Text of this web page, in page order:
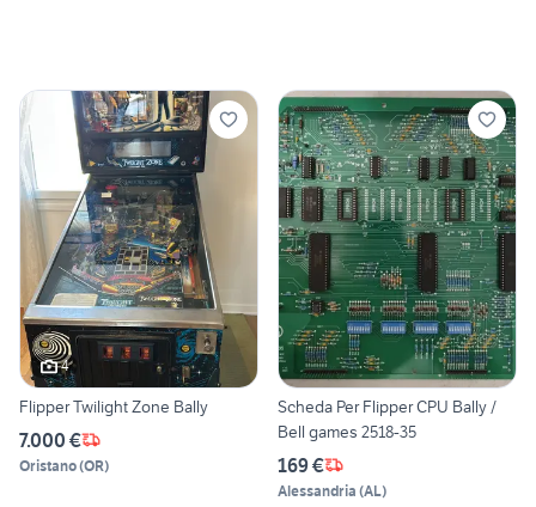
4
Flipper Twilight Zone Bally
7.000 €
Oristano(OR)
Scheda Per Flipper CPU Bally /
Bell games 2518-35
169 €
Alessandria (AL)